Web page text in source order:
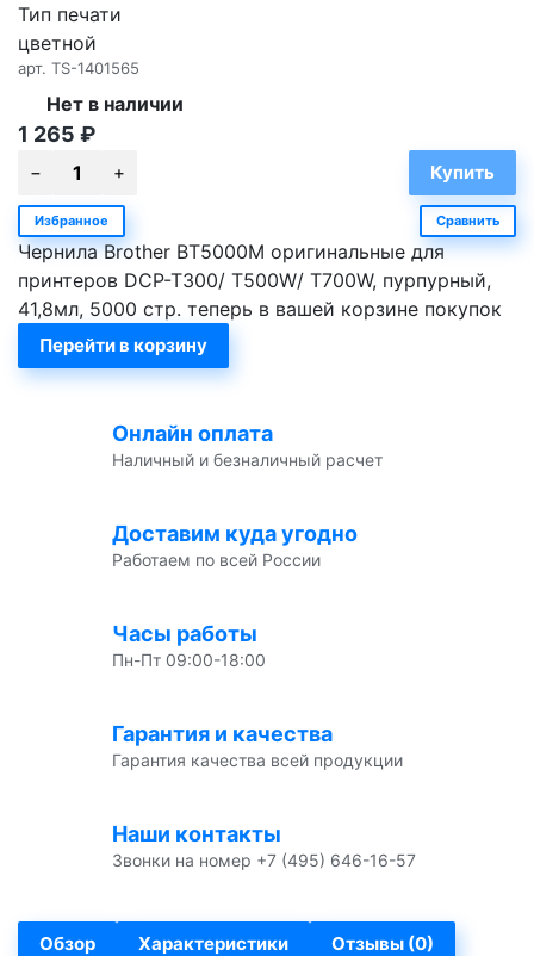
Тип печати
цветной
арт. TS-1401565
Нет в наличии
1 265 ₽
Избранное Сравнить
Чернила Brother BT5000M оригинальные для
принтеров DCP-T300/ T500W/ T700W, пурпурный,
41,8мл, 5000 стр. теперь в вашей корзине покупок
Перейти в корзину
Онлайн оплата
Наличный и безналичный расчет
Доставим куда угодно
Работаем по всей России
Часы работы
Пн-Пт 09:00-18:00
Гарантия и качества
Гарантия качества всей продукции
Наши контакты
Звонки на номер +7 (495) 646-16-57
Обзор Характеристики Отзывы (0)